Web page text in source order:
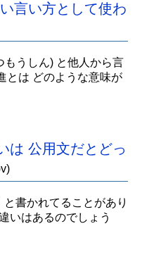
言い方として使わ
もうしん) と他人から言
とは どのような意味が
は 公用文だとどっ
書かれてることがあり
いはあるのでしょう